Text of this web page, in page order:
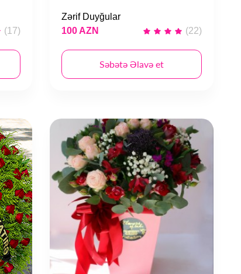
(17)
Zərif Duyğular
100 AZN
(22)
Səbətə Əlavə et